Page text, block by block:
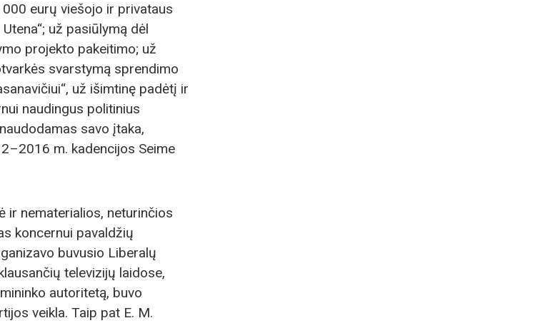
eurų viešojo ir privataus
už pasiūlymą dėl
projekto pakeitimo; už
svarstymą sprendimo
už išimtinę padėtį ir
naudingus politinius
savo įtaka,
m. kadencijos Seime
ir nematerialios, neturinčios
koncernui pavaldžių
buvusio Liberalų
televizijų laidose,
autoritetą, buvo
veikla. Taip pat E. M.